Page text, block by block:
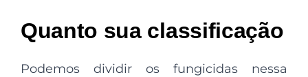
Quanto sua classificação
Podemos dividir os fungicidas nessa